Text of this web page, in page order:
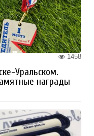
1458
Уральском.
награды